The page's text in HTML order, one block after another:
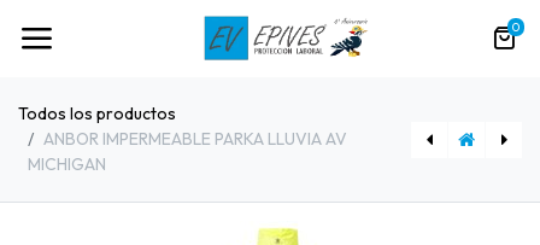
0
Todos los productos
ANBOR IMPERMEABLE PARKA LLUVIA AV
MICHIGAN